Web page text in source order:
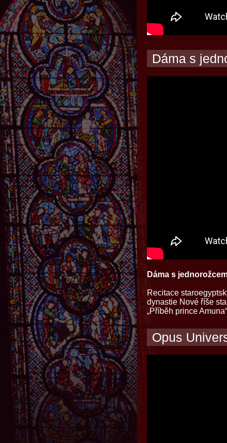
Dáma s
Dáma s
Recitace
dynastie Nové říše
„Příběh prince
Opus